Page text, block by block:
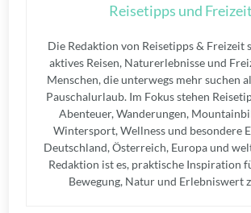
Reisetipps und Freizeit
Die Redaktion von Reisetipps & Freizeit
aktives Reisen, Naturerlebnisse und
Menschen, die unterwegs mehr suchen
Pauschalurlaub. Im Fokus stehen
Abenteuer, Wanderungen,
Wintersport, Wellness und besondere
Deutschland, Österreich, Europa und
Redaktion ist es, praktische Inspiration
Bewegung, Natur und Erlebniswert